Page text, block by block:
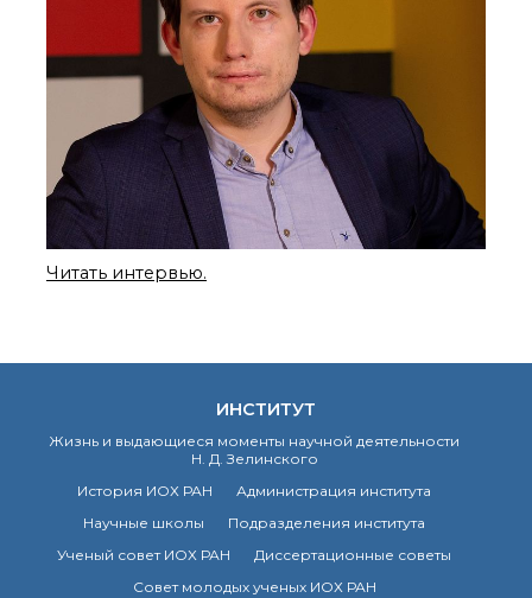
достижения института
Научный Совет РАН
Искусственный
интеллект (ИИ)
в химии
Аддитивные
технологии
Электронная
микроскопия
Награды сотрудников
Конференции
проекты России
Крупный научный
по приоритетным
направлениям НТР РФ
Читать интервью.
ИНСТИТУТ
Жизнь и выдающиеся моменты научной деятельности
Н. Д. Зелинского
История ИОХ РАН
Администрация института
Научные школы
Подразделения института
Ученый совет ИОХ РАН
Диссертационные советы
Совет молодых ученых ИОХ РАН